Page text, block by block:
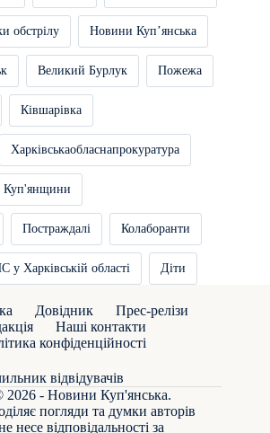
обстрілу Новини Купʼянська
Великий Бурлук Пожежа
Ківшарівка
Харківськаобласнапрокуратура
Куп'янщини
Постраждалі Колаборанти
у Харківській області Діти
Довідник
Прес-релізи
Наші контакти
конфіденційності
2026 - Новини Куп'янська.
погляди та думки авторів
несе відповідальності за